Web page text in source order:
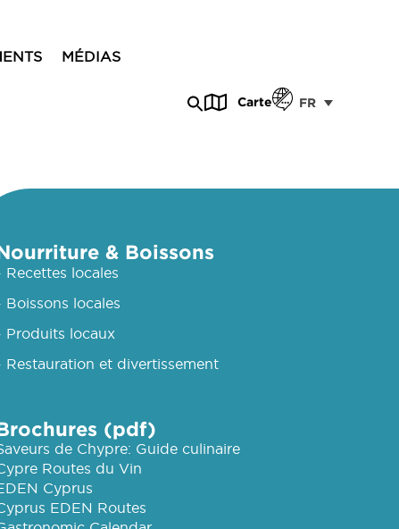
MÉDIAS
Carte FR
& Boissons
Recettes locales
Boissons locales
Produits locaux
Restauration et divertissement
(pdf)
de Chypre: Guide culinaire
Routes du Vin
Cyprus
EDEN Routes